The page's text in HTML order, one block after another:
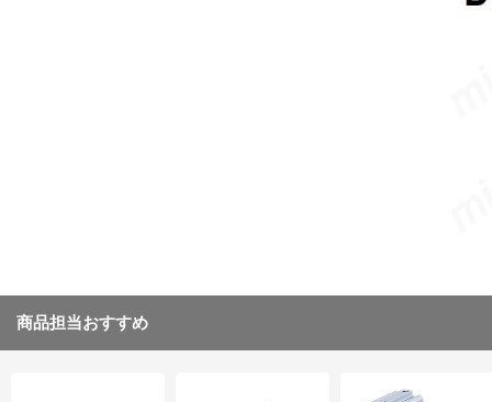
商品担当おすすめ